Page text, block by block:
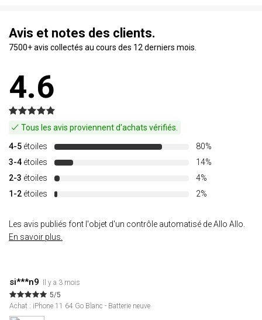
Avis et notes des clients.
7500+ avis collectés au cours des 12 derniers mois.
4.6
Tous les avis proviennent d'achats vérifiés.
4-5 étoiles
80%
3-4 étoiles
14%
2-3 étoiles
4%
1-2 étoiles 2%
Les avis publiés font l'objet d'un contrôle automatisé de Allo Allo.
En savoir plus.
si***n9
Il y a 3 mois
5/5
Achat : iPhone 11 64 Go Blanc - Batterie neuve